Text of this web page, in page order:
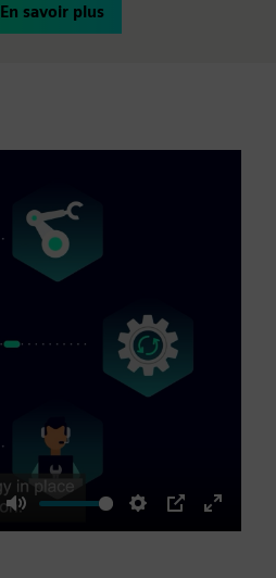
En savoir plus
Mute Settings
PIP
Enter